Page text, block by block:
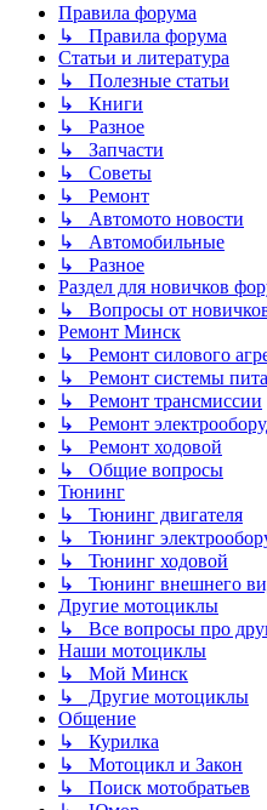
Правила форума
↳ Правила форума
Статьи и литература
↳ Полезные статьи
↳ Книги
↳ Разное
↳ Запчасти
↳ Советы
↳ Ремонт
↳ Автомото новости
↳ Автомобильные
↳ Разное
Раздел для новичков
↳ Вопросы от
Ремонт Минск
↳ Ремонт силового
↳ Ремонт системы
↳ Ремонт трансмиссии
↳ Ремонт
↳ Ремонт ходовой
↳ Общие вопросы
Тюнинг
↳ Тюнинг двигателя
↳ Тюнинг
↳ Тюнинг ходовой
↳ Тюнинг внешнего
Другие мотоциклы
↳ Все вопросы про
Наши мотоциклы
↳ Мой Минск
↳ Другие мотоциклы
Общение
↳ Курилка
↳ Мотоцикл и Закон
↳ Поиск мотобратьев